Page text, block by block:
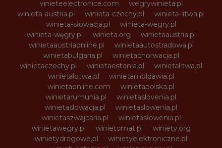
vinieteelectronice.com
wegrywinieta.pl
winieta-austria.pl
winieta-czechy.pl
winieta-litwa.pl
winieta-słowacja.pl
winieta-wegry.pl
winieta-węgry.pl
winieta.org
winietaaustria.pl
winietaaustriaonline.pl
winietaautostradowa.pl
winietabulgaria.pl
winietachorwacja.pl
winietaczechy.pl
winietaestonia.pl
winietalitwa.pl
winietalotwa.pl
winietamoldawia.pl
winietaonline.com
winietapolska.pl
winietarumunia.pl
winietaslovenia.pl
winietaslowacja.pl
winietaslowenia.pl
winietaszwajcaria.pl
winietasłowenia.pl
winietawegry.pl
winietomat.pl
winiety.org
winietydrogowe.pl
winietyelektroniczne.pl